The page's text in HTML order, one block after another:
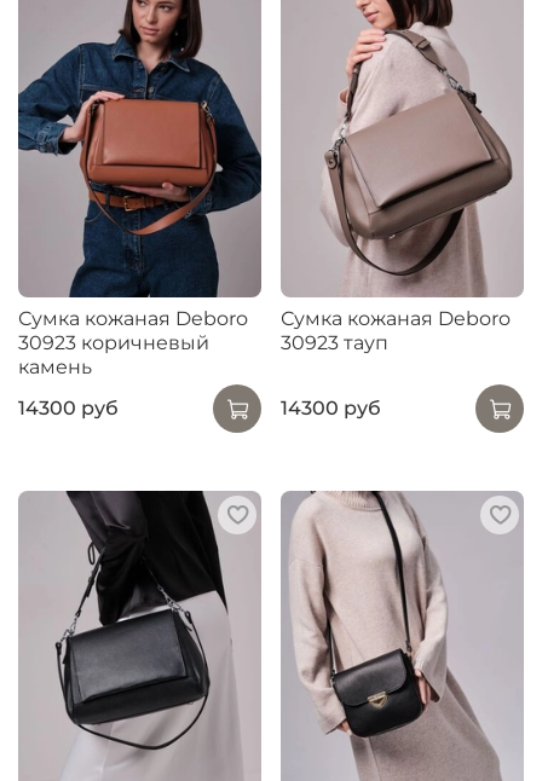
Сумка кожаная Deboro
30923 коричневый
камень
14300 руб
Сумка кожаная Deboro
30923 тауп
14300 руб